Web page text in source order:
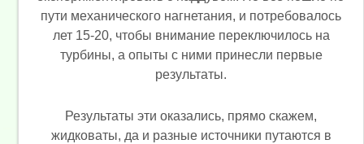
пути механического нагнетания, и потребовалось
лет 15-20, чтобы внимание переключилось на
турбины, а опыты с ними принесли первые
результаты.
Результаты эти оказались, прямо скажем,
жидковаты, да и разные источники путаются в